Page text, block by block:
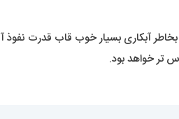
آبکاری بسیار خوب قاب قدرت
تر خواهد بود.